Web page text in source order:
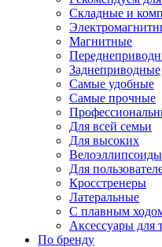
Складные и
Магнитные
Заднеприводные
Самые удобные
Самые прочные
Для всей семьи
Для высоких
Велоэллипсоиды
Для
Кросстренеры
Латеральные
С плавным
Аксессуары для
По бренду